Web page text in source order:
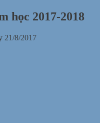
học 2017-2018
21/8/2017